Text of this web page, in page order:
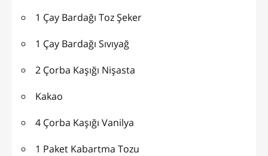
1 Çay Bardağı Toz Şeker
1 Çay Bardağı Sıvıyağ
2 Çorba Kaşığı Nişasta
Kakao
4 Çorba Kaşığı Vanilya
1 Paket Kabartma Tozu